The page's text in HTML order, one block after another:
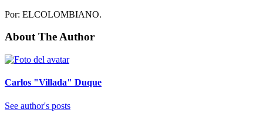
Por: ELCOLOMBIANO.
About The Author
Carlos "Villada" Duque
See author's posts